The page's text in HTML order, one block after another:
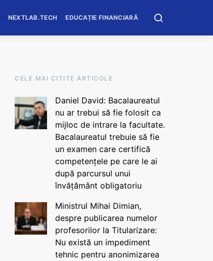
NEXTLAB.TECH EDUCAȚIE FINANCIARĂ
CELE MAI CITITE ARTICOLE
Daniel David: Bacalaureatul
nu ar trebui să fie folosit ca
mijloc de intrare la facultate.
Bacalaureatul trebuie să fie
un examen care certifică
competențele pe care le ai
după parcursul unui
învățământ obligatoriu
Ministrul Mihai Dimian,
despre publicarea numelor
profesorilor la Titularizare:
Nu există un impediment
tehnic pentru anonimizarea